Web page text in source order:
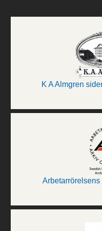
K A Almgren